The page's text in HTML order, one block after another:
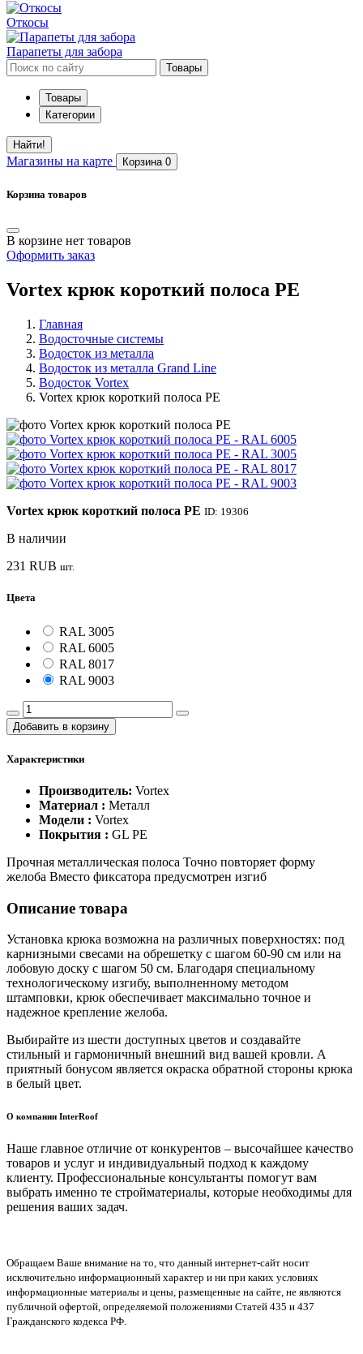
Откосы
Парапеты для забора
Товары
Товары
Категории
Найти!
Магазины на карте Корзина 0
Корзина товаров
В корзине нет товаров
Оформить заказ
Vortex крюк короткий полоса PE
Главная
Водосточные системы
Водосток из металла
Водосток из металла Grand Line
Водосток Vortex
Vortex крюк короткий полоса PE
Vortex крюк короткий полоса PE ID: 19306
В наличии
231 RUB шт.
Цвета
RAL 3005
RAL 6005
RAL 8017
RAL 9003
Добавить в корзину
Характеристики
Производитель: Vortex
Материал : Металл
Модели : Vortex
Покрытия : GL PE
Прочная металлическая полоса Точно повторяет форму
желоба Вместо фиксатора предусмотрен изгиб
Описание товара
Установка крюка возможна на различных поверхностях: под
карнизными свесами на обрешетку с шагом 60-90 см или на
лобовую доску с шагом 50 см. Благодаря специальному
технологическому изгибу, выполненному методом
штамповки, крюк обеспечивает максимально точное и
надежное крепление желоба.
Выбирайте из шести доступных цветов и создавайте
стильный и гармоничный внешний вид вашей кровли. А
приятный бонусом является окраска обратной стороны крюка
в белый цвет.
О компании InterRoof
Наше главное отличие от конкурентов – высочайшее качество
товаров и услуг и индивидуальный подход к каждому
клиенту. Профессиональные консультанты помогут вам
выбрать именно те стройматериалы, которые необходимы для
решения ваших задач.
Обращаем Ваше внимание на то, что данный интернет-сайт носит
исключительно информационный характер и ни при каких условиях
информационные материалы и цены, размещенные на сайте, не являются
публичной офертой, определяемой положениями Статей 435 и 437
Гражданского кодекса РФ.